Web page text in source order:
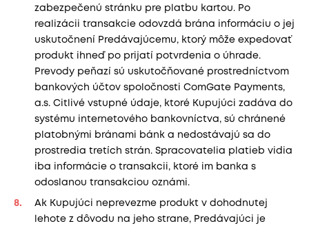
zabezpečenú stránku pre platbu kartou. Po
realizácii transakcie odovzdá brána informáciu o jej
uskutočnení Predávajúcemu, ktorý môže expedovať
produkt ihneď po prijatí potvrdenia o úhrade.
Prevody peňazí sú uskutočňované prostredníctvom
bankových účtov spoločnosti ComGate Payments,
a.s. Citlivé vstupné údaje, ktoré Kupujúci zadáva do
systému internetového bankovníctva, sú chránené
platobnými bránami bánk a nedostávajú sa do
prostredia tretích strán. Spracovatelia platieb vidia
iba informácie o transakcii, ktoré im banka s
odoslanou transakciou oznámi.
Ak Kupujúci neprevezme produkt v dohodnutej
lehote z dôvodu na jeho strane, Predávajúci je